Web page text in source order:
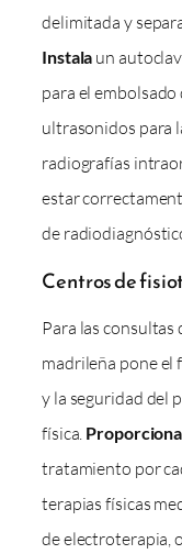
delimitada y
Instala un
para el
ultrasonidos para
radiografías
estar
de
Centros de
Para las
madrileña pone el
y la seguridad del
física. Proporciona
tratamiento por
terapias físicas
de electroterapia,